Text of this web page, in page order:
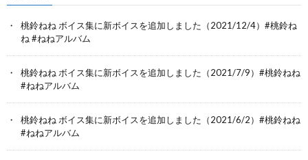
桃鈴ねね ボイス集に新ボイスを追加しました（2021/12/4）#桃鈴ね
ね #ねねアルバム
桃鈴ねね ボイス集に新ボイスを追加しました（2021/7/9）#桃鈴ねね
#ねねアルバム
桃鈴ねね ボイス集に新ボイスを追加しました（2021/6/2）#桃鈴ねね
#ねねアルバム